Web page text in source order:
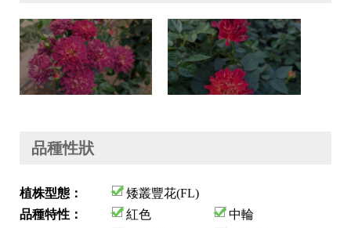
品種性狀
植株型態：
矮叢豐花(FL)
品種特性：
紅色
中輪